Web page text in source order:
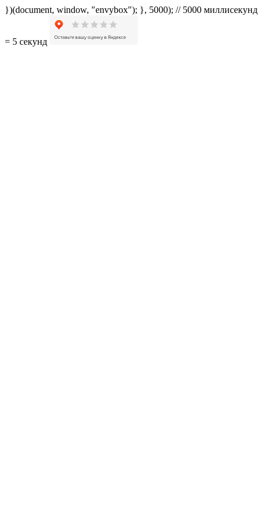
})(document, window, "envybox"); }, 5000); // 5000 миллисекунд
= 5 секунд